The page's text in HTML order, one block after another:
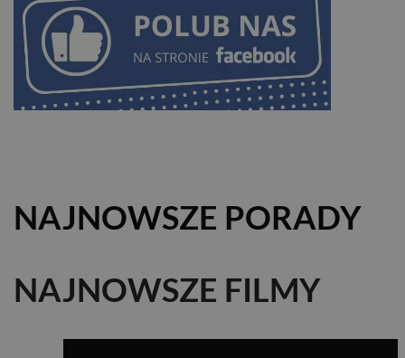
NAJNOWSZE PORADY
NAJNOWSZE FILMY